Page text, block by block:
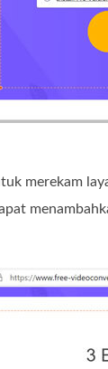
merekam